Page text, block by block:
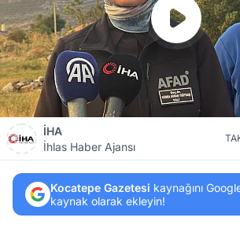
İHA
İhlas Haber Ajansı
Kocatepe Gazetesi kaynağını
kaynak olarak ekleyin!